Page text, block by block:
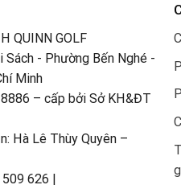
QUINN GOLF
Sách - Phường Bến Nghé -
Minh
– cấp bởi Sở KH&ĐT
Hà Lê Thùy Quyên –
509 626 |